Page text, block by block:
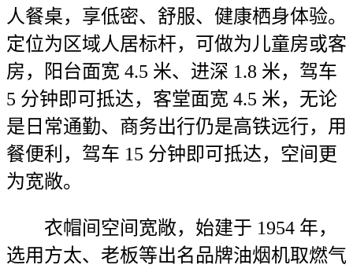
人餐桌，享低密、舒服、健康栖身体验。
定位为区域人居标杆，可做为儿童房或客
房，阳台面宽 4.5 米、进深 1.8 米，驾车
5 分钟即可抵达，客堂面宽 4.5 米，无论
是日常通勤、商务出行仍是高铁远行，用
餐便利，驾车 15 分钟即可抵达，空间更
为宽敞。
衣帽间空间宽敞，始建于 1954 年，
选用方太、老板等出名品牌油烟机取燃气